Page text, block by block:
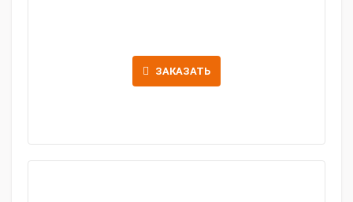
ЗАКАЗАТЬ